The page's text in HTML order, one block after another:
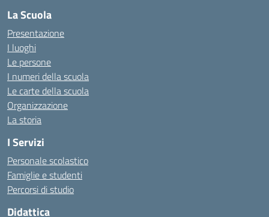
La Scuola
Presentazione
I luoghi
Le persone
I numeri della scuola
Le carte della scuola
Organizzazione
La storia
I Servizi
Personale scolastico
Famiglie e studenti
Percorsi di studio
Didattica